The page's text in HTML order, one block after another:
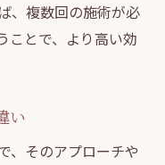
、複数回の施術が必
ことで、より高い効
い
、そのアプローチや